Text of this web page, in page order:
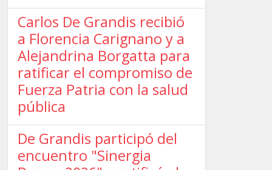
Carlos De Grandis recibió
a Florencia Carignano y a
Alejandrina Borgatta para
ratificar el compromiso de
Fuerza Patria con la salud
pública
De Grandis participó del
encuentro "Sinergia